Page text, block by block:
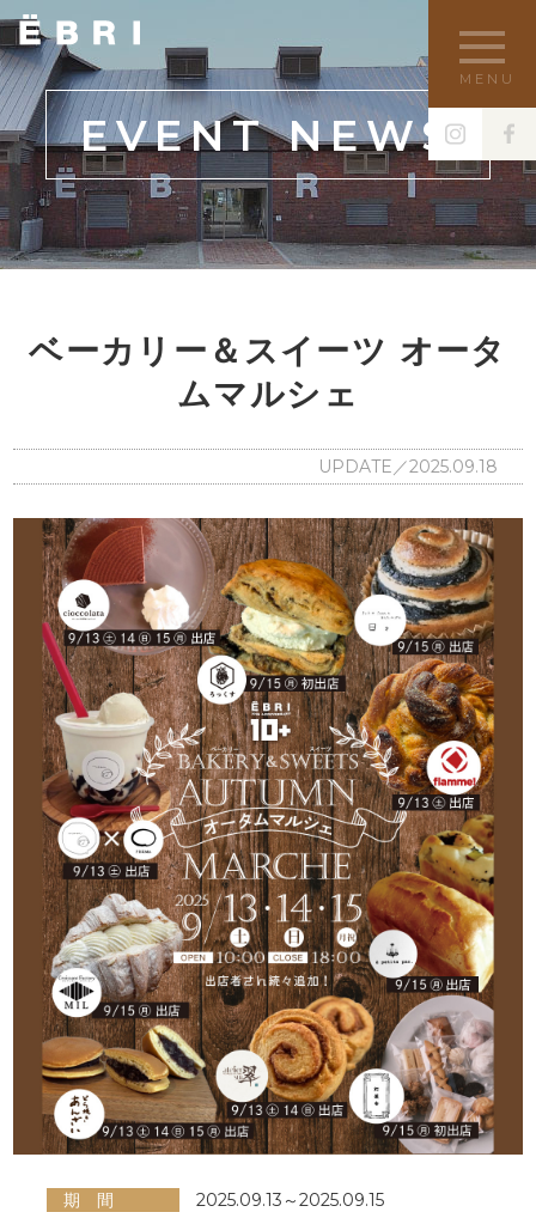
MENU
EVENT NEWS
ベーカリー＆スイーツ オータ
ムマルシェ
UPDATE／2025.09.18
期 間
2025.09.13～2025.09.15